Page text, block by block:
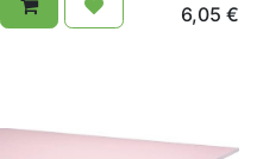
6,05 €